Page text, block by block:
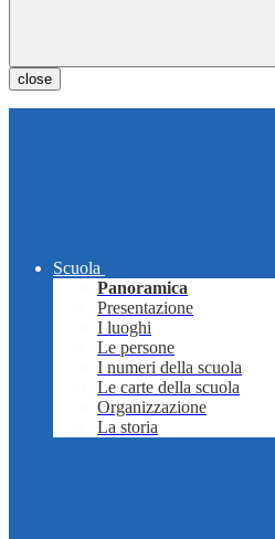
close
Scuola
Panoramica
Presentazione
I luoghi
Le persone
I numeri della scuola
Le carte della scuola
Organizzazione
La storia